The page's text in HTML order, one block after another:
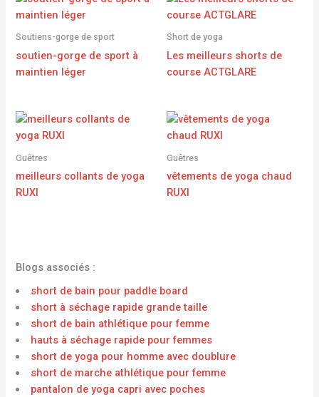
Soutiens-gorge de sport
soutien-gorge de sport à
maintien léger
Short de yoga
Les meilleurs shorts de
course ACTGLARE
Guêtres
meilleurs collants de yoga
RUXI
Guêtres
vêtements de yoga chaud
RUXI
Blogs associés :
short de bain pour paddle board
short à séchage rapide grande taille
short de bain athlétique pour femme
hauts à séchage rapide pour femmes
short de yoga pour homme avec doublure
short de marche athlétique pour femme
pantalon de yoga capri avec poches